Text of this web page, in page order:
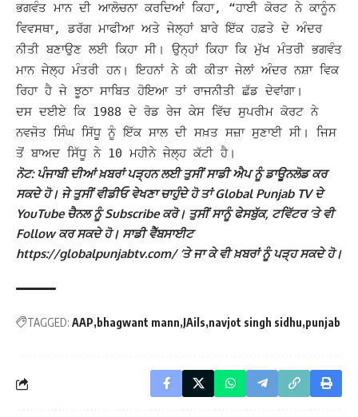
ਭਗਵੰਤ ਮਾਨ ਦੀ ਆਲੋਚਨਾ ਕਰਦਿਆਂ ਕਿਹਾ, “ਹਾਈ ਕੋਰਟ ਨੇ ਕਾਨੂੰਨ
ਵਿਵਸਥਾ, ਡਰੱਗ ਮਾਫੀਆ ਅਤੇ ਜੇਲ੍ਹਾਂ ਬਾਰੇ ਇੱਕ ਹਫ਼ਤੇ ਦੇ ਅੰਦਰ
ਨੀਤੀ ਬਣਾਉਣ ਲਈ ਕਿਹਾ ਸੀ। ਉਨ੍ਹਾਂ ਕਿਹਾ ਕਿ ਮੁੱਖ ਮੰਤਰੀ ਭਗਵੰਤ
ਮਾਨ ਜੇਲ੍ਹ ਮੰਤਰੀ ਹਨ। ਇਹਨਾਂ ਨੇ ਕੀ ਕੀਤਾ ਜੇਲਾਂ ਅੰਦਰ ਨਸ਼ਾ ਵਿਕ
ਰਿਹਾ ਹੈ ਜੇ ਝੂਠਾ ਸਾਬਿਤ ਹੋਇਆ ਤਾਂ ਰਾਜਨੀਤੀ ਛੱਡ ਦੇਵਾਂਗਾ।
ਦਸ ਦਈਏ ਕਿ 1988 ਦੇ ਰੋਡ ਰੇਜ ਕੇਸ ਵਿੱਚ ਸੁਪਰੀਮ ਕੋਰਟ ਨੇ
ਨਵਜੋਤ ਸਿੰਘ ਸਿੱਧੂ ਨੂੰ ਇੱਕ ਸਾਲ ਦੀ ਸਖ਼ਤ ਸਜ਼ਾ ਸੁਣਾਈ ਸੀ। ਜਿਸ
ਤੋਂ ਬਾਅਦ ਸਿੱਧੂ ਨੇ 10 ਮਹੀਨੇ ਜੇਲ੍ਹ ਕੱਟੀ ਹੈ।
ਨੋਟ: ਪੰਜਾਬੀ ਦੀਆਂ ਖ਼ਬਰਾਂ ਪੜ੍ਹਨ ਲਈ ਤੁਸੀਂ ਸਾਡੀ ਐਪ ਨੂੰ ਡਾਊਨਲੋਡ ਕਰ
ਸਕਦੇ ਹੋ। ਜੇ ਤੁਸੀਂ ਵੀਡੀਓ ਵੇਖਣਾ ਚਾਹੁੰਦੇ ਹੋ ਤਾਂ Global Punjab TV ਦੇ
YouTube ਚੈਨਲ ਨੂੰ Subscribe ਕਰੋ। ਤੁਸੀਂ ਸਾਨੂੰ ਫੇਸਬੁੱਕ, ਟਵਿੱਟਰ ‘ਤੇ ਵੀ
Follow ਕਰ ਸਕਦੇ ਹੋ। ਸਾਡੀ ਵੈੱਬਸਾਈਟ
https://globalpunjabtv.com/ ‘ਤੇ ਜਾ ਕੇ ਵੀ ਖ਼ਬਰਾਂ ਨੂੰ ਪੜ੍ਹ ਸਕਦੇ ਹੋ।
TAGGED: AAP bhagwant mann JAils navjot singh sidhu punjab